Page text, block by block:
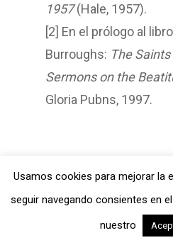
1957(Hale, 1957).
[2] En el prólogo al
Burroughs: The
Sermons on the
Gloria Pubns, 1997.
Tags: BCC
Biblioteca De
Jeremiah
Usamos cookies para mejorar la
seguir navegando consientes en
nuestro